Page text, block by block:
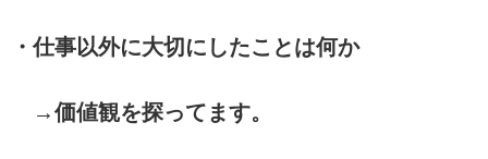
・仕事以外に大切にしたことは何か
→価値観を探ってます。